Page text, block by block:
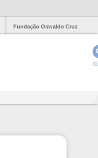
Fundação Oswaldo Cruz